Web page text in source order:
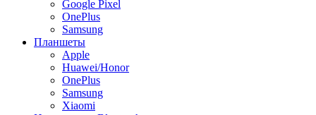
Google Pixel
OnePlus
Samsung
Планшеты
Apple
Huawei/Honor
OnePlus
Samsung
Xiaomi